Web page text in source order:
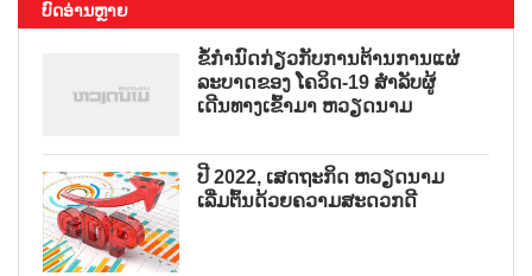
ບົດອ່ານຫຼາຍ
ຂໍ້ກຳນົດກ່ຽວກັບການຕ້ານການແຜ່
ລະບາດຂອງ ໂຄວິດ-19 ສຳລັບຜູ້
ເດີນທາງເຂົ້າມາ ຫວຽດນາມ
ປີ 2022, ເສດຖະກິດ ຫວຽດນາມ
ເລີ່ມຕົ້ນດ້ວຍຄວາມສະດວກດີ